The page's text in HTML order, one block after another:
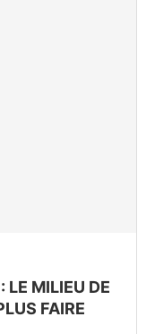
LE MILIEU DE
FAIRE